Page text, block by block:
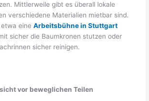
Mittlerweile gibt es überall lokale
verschiedene Materialien mietbar sind.
etwa eineArbeitsbühne in Stuttgart
sicher die Baumkronen stutzen oder
sicher reinigen.
vor beweglichen Teilen